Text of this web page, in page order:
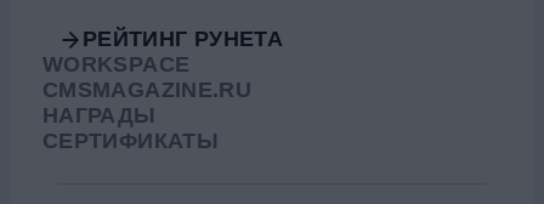
РЕЙТИНГ РУНЕТА
WORKSPACE
CMSMAGAZINE.RU
НАГРАДЫ
СЕРТИФИКАТЫ